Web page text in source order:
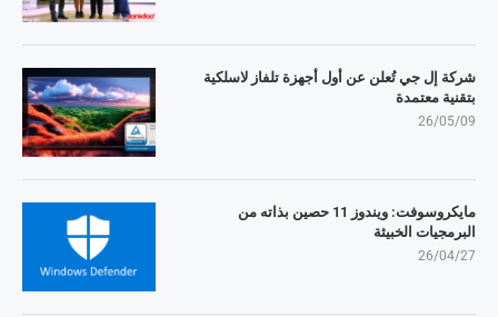
شركة إل جي تُعلن عن أول أجهزة تلفاز لاسلكية
بتقنية معتمدة
26/05/09
مايكروسوفت: ويندوز 11 حصين بذاته من
البرمجيات الخبيثة
26/04/27